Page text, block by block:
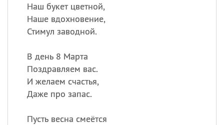
Наш букет цветной,
Наше вдохновение,
Стимул заводной.
В день 8 Марта
Поздравляем вас.
И желаем счастья,
Даже про запас.
Пусть весна смеётся